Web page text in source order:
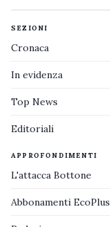
SEZIONI
Cronaca
In evidenza
Top News
Editoriali
APPROFONDIMENTI
L'attacca Bottone
Abbonamenti EcoPlus